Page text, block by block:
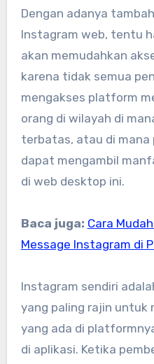
Dengan adanya
Instagram web, tentu
akan memudahkan
karena tidak semua
mengakses platform
orang di wilayah di
terbatas, atau di
dapat mengambil
di web desktop ini.
Baca juga: Cara
Message Instagram di
Instagram sendiri
yang paling rajin
yang ada di
di aplikasi. Ketika